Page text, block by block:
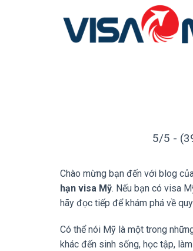
5/5 -
Chào mừng bạn đến với blog
hạn visa Mỹ. Nếu bạn có visa
hãy đọc tiếp để khám phá về
Có thể nói Mỹ là một trong
khác đến sinh sống, học tập,